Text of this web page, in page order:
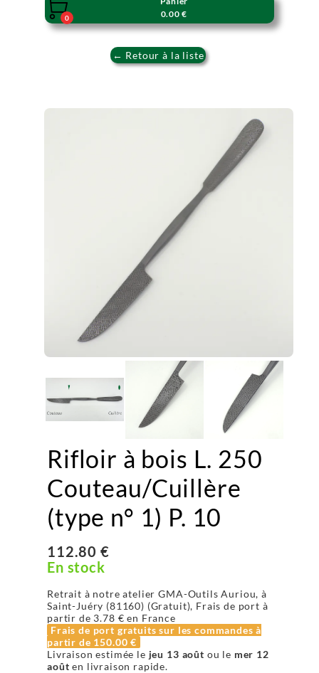

0
0.00 €
← Retour à la liste
Rifloir à bois L. 250
Couteau/Cuillère
(type n° 1) P. 10
112.80 €
En stock
Retrait à notre atelier GMA-Outils Auriou, à
Saint-Juéry (81160) (Gratuit), Frais de port à
partir de 3.78 € en France
Frais de port gratuits sur les commandes à
partir de 150.00 €
Livraison estimée le jeu 13 août ou le mer 12
août en livraison rapide.